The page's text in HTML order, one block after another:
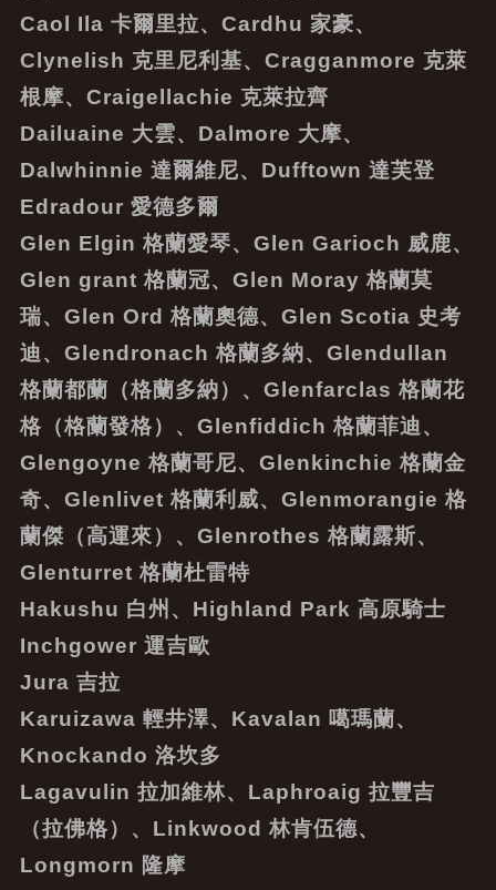
Caol Ila 卡爾里拉、Cardhu 家豪、
Clynelish 克里尼利基、Cragganmore 克萊
根摩、Craigellachie 克萊拉齊
Dailuaine 大雲、Dalmore 大摩、
Dalwhinnie 達爾維尼、Dufftown 達芙登
Edradour 愛德多爾
Glen Elgin 格蘭愛琴、Glen Garioch 威鹿、
Glen grant 格蘭冠、Glen Moray 格蘭莫
瑞、Glen Ord 格蘭奧德、Glen Scotia 史考
迪、Glendronach 格蘭多納、Glendullan
格蘭都蘭（格蘭多納）、Glenfarclas 格蘭花
格（格蘭發格）、Glenfiddich 格蘭菲迪、
Glengoyne 格蘭哥尼、Glenkinchie 格蘭金
奇、Glenlivet 格蘭利威、Glenmorangie 格
蘭傑（高運來）、Glenrothes 格蘭露斯、
Glenturret 格蘭杜雷特
Hakushu 白州、Highland Park 高原騎士
Inchgower 運吉歐
Jura 吉拉
Karuizawa 輕井澤、Kavalan 噶瑪蘭、
Knockando 洛坎多
Lagavulin 拉加維林、Laphroaig 拉豐吉
（拉佛格）、Linkwood 林肯伍德、
Longmorn 隆摩